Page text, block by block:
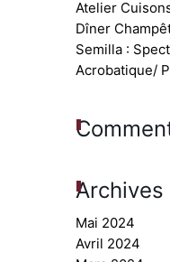
Atelier
Dîner
Semilla :
Acrobatique/
Archives
Mai 2024
Avril 2024